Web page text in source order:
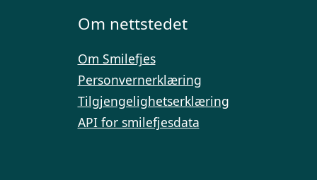
Om nettstedet
Om Smilefjes
Personvernerklæring
Tilgjengelighetserklæring
API for smilefjesdata